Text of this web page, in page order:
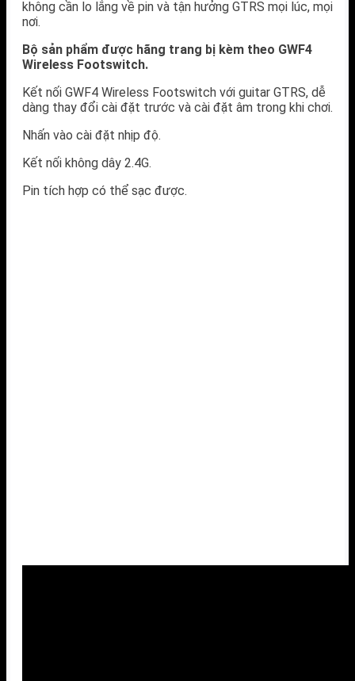
không cần lo lắng về pin và tận hưởng GTRS mọi lúc, mọi
nơi.
Bộ sản phẩm được hãng trang bị kèm theo GWF4
Wireless Footswitch.
Kết nối GWF4 Wireless Footswitch với guitar GTRS, dễ
dàng thay đổi cài đặt trước và cài đặt âm trong khi chơi.
Nhấn vào cài đặt nhịp độ.
Kết nối không dây 2.4G.
Pin tích hợp có thể sạc được.